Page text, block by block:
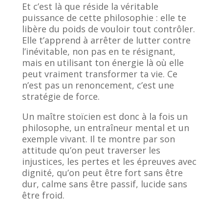
Et c’est là que réside la véritable
puissance de cette philosophie : elle te
libère du poids de vouloir tout contrôler.
Elle t’apprend à arrêter de lutter contre
l’inévitable, non pas en te résignant,
mais en utilisant ton énergie là où elle
peut vraiment transformer ta vie. Ce
n’est pas un renoncement, c’est une
stratégie de force.
Un maître stoïcien est donc à la fois un
philosophe, un entraîneur mental et un
exemple vivant. Il te montre par son
attitude qu’on peut traverser les
injustices, les pertes et les épreuves avec
dignité, qu’on peut être fort sans être
dur, calme sans être passif, lucide sans
être froid.